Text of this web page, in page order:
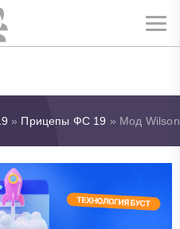
» Прицепы ФС 19 » Мод